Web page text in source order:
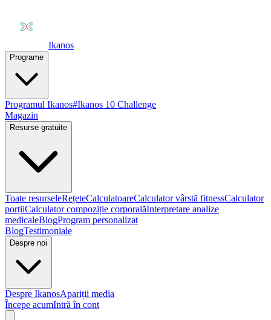
Ikanos
Programe
Programul Ikanos#Ikanos 10 Challenge
Magazin
Resurse gratuite
Toate resurseleRețeteCalculatoareCalculator vârstă fitnessCalculator
porțiiCalculator compoziție corporalăInterpretare analize
medicaleBlogProgram personalizat
BlogTestimoniale
Despre noi
Despre IkanosApariții media
Începe acumIntră în cont